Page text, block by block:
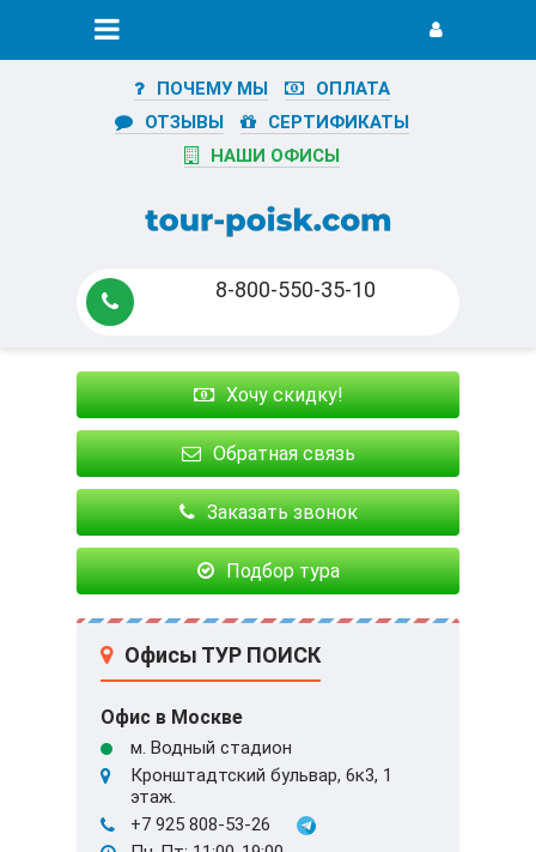
ПОЧЕМУ МЫ
ОПЛАТА
ОТЗЫВЫ
СЕРТИФИКАТЫ
НАШИ ОФИСЫ
8-800-550-35-10
Хочу скидку!
Обратная связь
Заказать звонок
Подбор тура
Офисы ТУР ПОИСК
Офис в Москве
м. Водный стадион
Кронштадтский бульвар, 6к3, 1
этаж.
+7 925 808-53-26